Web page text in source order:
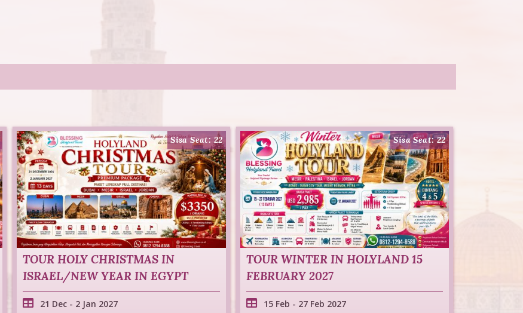
Sisa Seat: 22
TOUR HOLY CHRISTMAS IN
ISRAEL/NEW YEAR IN EGYPT
21 Dec - 2 Jan 2027
Sisa Seat: 22
TOUR WINTER IN HOLYLAND 15
FEBRUARY 2027
15 Feb - 27 Feb 2027